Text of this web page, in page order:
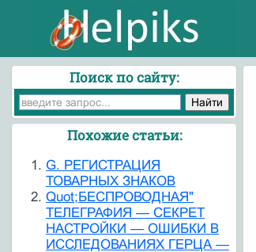
Поиск по сайту:
Похожие статьи:
G. РЕГИСТРАЦИЯ
ТОВАРНЫХ ЗНАКОВ
Quot;БЕСПРОВОДНАЯ"
ТЕЛЕГРАФИЯ — СЕКРЕТ
НАСТРОЙКИ — ОШИБКИ В
ИССЛЕДОВАНИЯХ ГЕРЦА —